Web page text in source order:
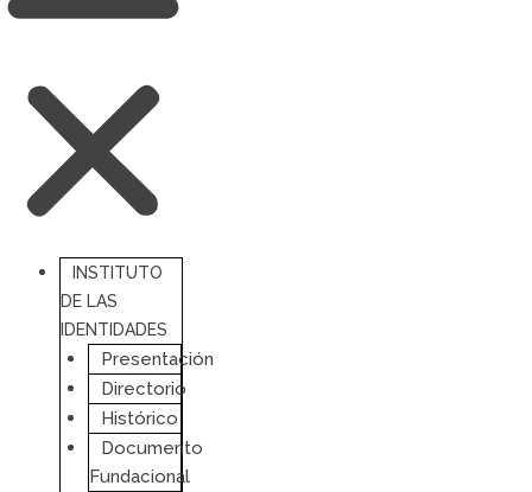
INSTITUTO
DE LAS
IDENTIDADES
Presentación
Directorio
Histórico
Documento
Fundacional